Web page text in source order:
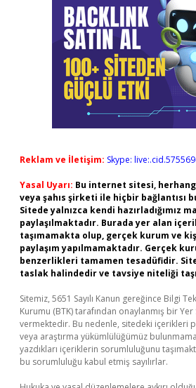
Reklam ve İletişim: Skype:
Yasal Uyarı: Bu internet sitesi,
veya şahıs şirketi ile hiçbir bağlantısı
Sitede yalnızca kendi hazırladığımız
paylaşılmaktadır. Burada yer alan
taşımamakta olup, gerçek kurum ve
paylaşım yapılmamaktadır. Gerçek
benzerlikleri tamamen tesadüfidir.
taslak halindedir ve tavsiye niteliği
Sitemiz, 5651 Sayılı Kanun gereğince Bilgi
Kurumu (BTK) tarafından onaylanmış bir Yer
vermektedir. Bu nedenle, sitedeki içerikleri
veya araştırma yükümlülüğümüz
yazdıkları içeriklerin sorumluluğunu
bu sorumluluğu kabul etmiş sayılırlar.